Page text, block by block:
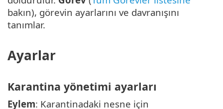
bakın), görevin ayarlarını ve davranışını
tanımlar.
Ayarlar
Karantina yönetimi ayarları
Eylem: Karantinadaki nesne için